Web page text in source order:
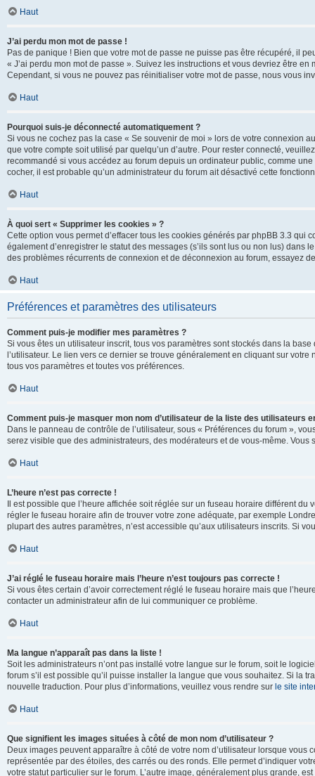
Haut
J’ai perdu mon mot de passe !
Pas de panique ! Bien que votre mot de passe ne puisse pas être récupéré, il
« J’ai perdu mon mot de passe ». Suivez les instructions et vous devriez être
Cependant, si vous ne pouvez pas réinitialiser votre mot de passe, nous vous
Haut
Pourquoi suis-je déconnecté automatiquement ?
Si vous ne cochez pas la case « Se souvenir de moi » lors de votre connexion
que votre compte soit utilisé par quelqu’un d’autre. Pour rester connecté,
recommandé si vous accédez au forum depuis un ordinateur public, comme
cocher, il est probable qu’un administrateur du forum ait désactivé cette
Haut
À quoi sert « Supprimer les cookies » ?
Cette option vous permet d’effacer tous les cookies générés par phpBB 3.3
également d’enregistrer le statut des messages (s’ils sont lus ou non lus)
des problèmes récurrents de connexion et de déconnexion au forum, essayez
Haut
Préférences et paramètres des utilisateurs
Comment puis-je modifier mes paramètres ?
Si vous êtes un utilisateur inscrit, tous vos paramètres sont stockés dans la
l’utilisateur. Le lien vers ce dernier se trouve généralement en cliquant sur
tous vos paramètres et toutes vos préférences.
Haut
Comment puis-je masquer mon nom d’utilisateur de la liste des utilisateurs
Dans le panneau de contrôle de l’utilisateur, sous « Préférences du forum »,
serez visible que des administrateurs, des modérateurs et de vous-même.
Haut
L’heure n’est pas correcte !
Il est possible que l’heure affichée soit réglée sur un fuseau horaire différent
régler le fuseau horaire afin de trouver votre zone adéquate, par exemple
plupart des autres paramètres, n’est accessible qu’aux utilisateurs inscrits. Si
Haut
J’ai réglé le fuseau horaire mais l’heure n’est toujours pas correcte !
Si vous êtes certain d’avoir correctement réglé le fuseau horaire mais que
contacter un administrateur afin de lui communiquer ce problème.
Haut
Ma langue n’apparaît pas dans la liste !
Soit les administrateurs n’ont pas installé votre langue sur le forum, soit le
forum s’il est possible qu’il puisse installer la langue que vous souhaitez. Si la
nouvelle traduction. Pour plus d’informations, veuillez vous rendre sur le site
Haut
Que signifient les images situées à côté de mon nom d’utilisateur ?
Deux images peuvent apparaître à côté de votre nom d’utilisateur lorsque
représentée par des étoiles, des carrés ou des ronds. Elle permet d’indiquer
votre statut particulier sur le forum. L’autre image, généralement plus grande,